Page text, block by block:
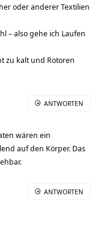
oder anderer Textilien
– also gehe ich Laufen
zu kalt und Rotoren
wären ein
auf den Körper. Das
ANTWORTEN
ANTWORTEN